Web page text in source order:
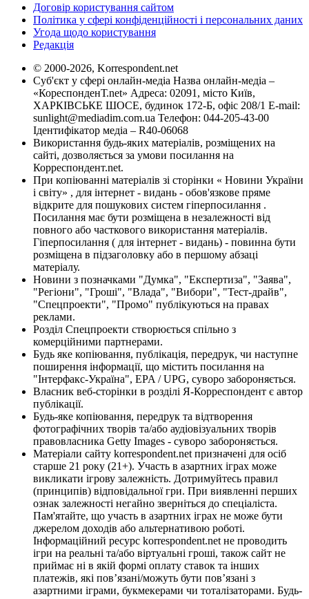
Договір користування сайтом
Політика у сфері конфіденційності і персональних даних
Угода щодо користування
Редакція
© 2000-2026, Korrespondent.net
Суб'єкт у сфері онлайн-медіа Назва онлайн-медіа –
«КореспонденТ.net» Адреса: 02091, місто Київ,
ХАРКІВСЬКЕ ШОСЕ, будинок 172-Б, офіс 208/1 E-mail:
sunlight@mediadim.com.ua Телефон: 044-205-43-00
Ідентифікатор медіа – R40-06068
Використання будь-яких матеріалів, розміщених на
сайті, дозволяється за умови посилання на
Корреспондент.net.
При копіюванні матеріалів зі сторінки « Новини України
і світу» , для інтернет - видань - обов'язкове пряме
відкрите для пошукових систем гіперпосилання .
Посилання має бути розміщена в незалежності від
повного або часткового використання матеріалів.
Гіперпосилання ( для інтернет - видань) - повинна бути
розміщена в підзаголовку або в першому абзаці
матеріалу.
Новини з позначками "Думка", "Експертиза", "Заява",
"Регіони", "Гроші", "Влада", "Вибори", "Тест-драйв",
"Спецпроекти", "Промо" публікуються на правах
реклами.
Розділ Спецпроекти створюється спільно з
комерційними партнерами.
Будь яке копіювання, публікація, передрук, чи наступне
поширення інформації, що містить посилання на
"Інтерфакс-Україна", EPA / UPG, суворо забороняється.
Власник веб-сторінки в розділі Я-Корреспондент є автор
публікації.
Будь-яке копіювання, передрук та відтворення
фотографічних творів та/або аудіовізуальних творів
правовласника Getty Images - суворо забороняється.
Матеріали сайту korrespondent.net призначені для осіб
старше 21 року (21+). Участь в азартних іграх може
викликати ігрову залежність. Дотримуйтесь правил
(принципів) відповідальної гри. При виявленні перших
ознак залежності негайно зверніться до спеціаліста.
Пам'ятайте, що участь в азартних іграх не може бути
джерелом доходів або альтернативою роботі.
Інформаційний ресурс korrespondent.net не проводить
ігри на реальні та/або віртуальні гроші, також сайт не
приймає ні в якій формі оплату ставок та інших
платежів, які пов’язані/можуть бути пов’язані з
азартними іграми, букмекерами чи тоталізаторами. Будь-